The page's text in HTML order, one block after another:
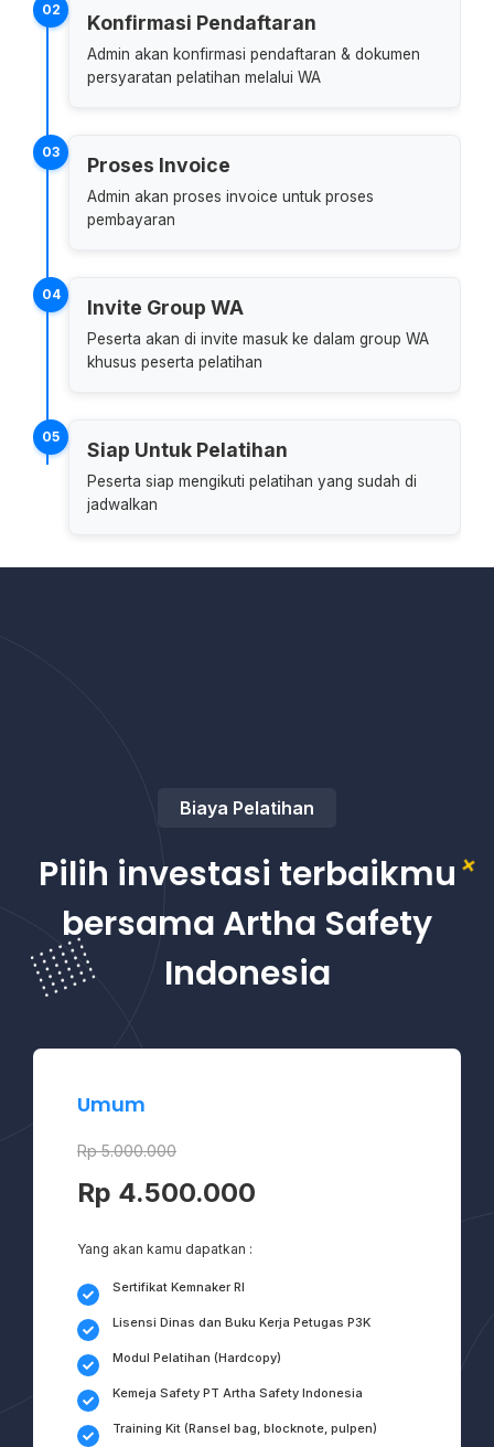
02
Konfirmasi Pendaftaran
Admin akan konfirmasi pendaftaran & dokumen
persyaratan pelatihan melalui WA
03
Proses Invoice
Admin akan proses invoice untuk proses
pembayaran
04
Invite Group WA
Peserta akan di invite masuk ke dalam group WA
khusus peserta pelatihan
05
Siap Untuk Pelatihan
Peserta siap mengikuti pelatihan yang sudah di
jadwalkan
Biaya Pelatihan
Pilih investasi terbaikmu
bersama Artha Safety
Indonesia
Umum
Rp 5.000.000
Rp 4.500.000
Yang akan kamu dapatkan :
Sertifikat Kemnaker RI
Lisensi Dinas dan Buku Kerja Petugas P3K
Modul Pelatihan (Hardcopy)
Kemeja Safety PT Artha Safety Indonesia
Training Kit (Ransel bag, blocknote, pulpen)